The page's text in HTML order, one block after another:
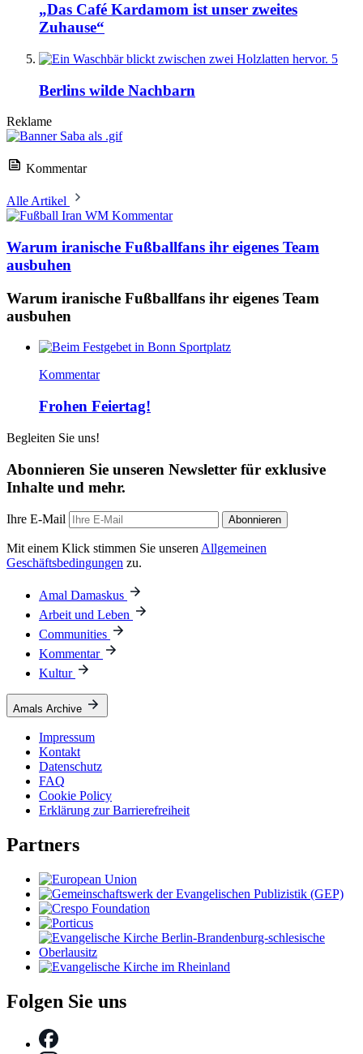
„Das Café Kardamom ist unser zweites
Zuhause“
5
Berlins wilde Nachbarn
Reklame
Kommentar
Alle Artikel
Kommentar
Warum iranische Fußballfans ihr eigenes Team
ausbuhen
Warum iranische Fußballfans ihr eigenes Team
ausbuhen
Kommentar
Frohen Feiertag!
Begleiten Sie uns!
Abonnieren Sie unseren Newsletter für exklusive
Inhalte und mehr.
Ihre E-Mail Abonnieren
Mit einem Klick stimmen Sie unseren Allgemeinen
Geschäftsbedingungen zu.
Amal Damaskus
Arbeit und Leben
Communities
Kommentar
Kultur
Amals Archive
Impressum
Kontakt
Datenschutz
FAQ
Cookie Policy
Erklärung zur Barrierefreiheit
Partners
Folgen Sie uns